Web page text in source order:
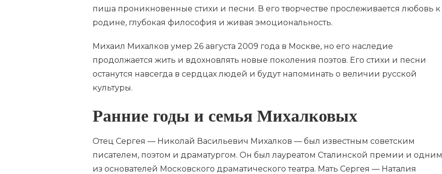
пиша проникновенные стихи и песни. В его творчестве прослеживается любовь к
родине, глубокая философия и живая эмоциональность.
Михаил Михалков умер 26 августа 2009 года в Москве, но его наследие
продолжается жить и вдохновлять новые поколения поэтов. Его стихи и песни
останутся навсегда в сердцах людей и будут напоминать о величии русской
культуры.
Ранние годы и семья Михалковых
Отец Сергея — Николай Васильевич Михалков — был известным советским
писателем, поэтом и драматургом. Он был лауреатом Сталинской премии и одним
из основателей Московского драматического театра. Мать Сергея — Наталия